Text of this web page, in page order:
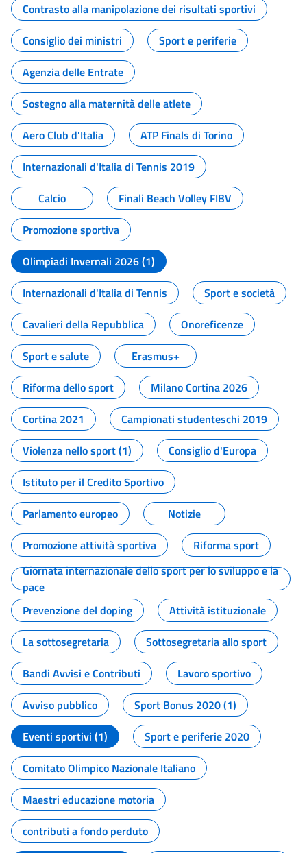
Contrasto alla manipolazione dei risultati sportivi
Consiglio dei ministri
Sport e periferie
Agenzia delle Entrate
Sostegno alla maternità delle atlete
Aero Club d'Italia
ATP Finals di Torino
Internazionali d'Italia di Tennis 2019
Calcio
Finali Beach Volley FIBV
Promozione sportiva
Olimpiadi Invernali 2026 (1)
Internazionali d'Italia di Tennis
Sport e società
Cavalieri della Repubblica
Onoreficenze
Sport e salute
Erasmus+
Riforma dello sport
Milano Cortina 2026
Cortina 2021
Campionati studenteschi 2019
Violenza nello sport (1)
Consiglio d'Europa
Istituto per il Credito Sportivo
Parlamento europeo
Notizie
Promozione attività sportiva
Riforma sport
Giornata internazionale dello sport per lo sviluppo e la
pace
Prevenzione del doping
Attività istituzionale
La sottosegretaria
Sottosegretaria allo sport
Bandi Avvisi e Contributi
Lavoro sportivo
Avviso pubblico
Sport Bonus 2020 (1)
Eventi sportivi (1)
Sport e periferie 2020
Comitato Olimpico Nazionale Italiano
Maestri educazione motoria
contributi a fondo perduto